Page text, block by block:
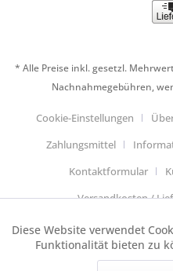
* Alle Preise inkl. gesetzl.
Nachnahmegebühren,
Cookie-Einstellungen
Zahlungsmittel
Kontaktformular
Versandkosten /
Widerrufsbelehrung &
Datenschutzerklärung
Funktionale
Diese Website verwendet
Funktionalität bieten zu